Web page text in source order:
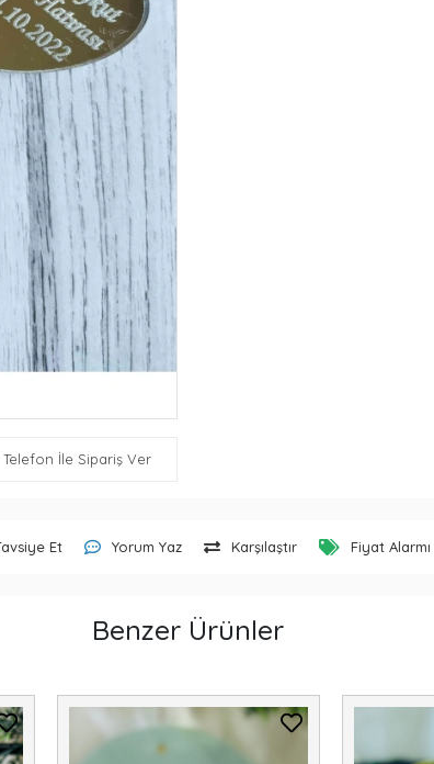
Telefon İle Sipariş Ver
Et Yorum Yaz Karşılaştır Fiyat Alarmı
Benzer Ürünler